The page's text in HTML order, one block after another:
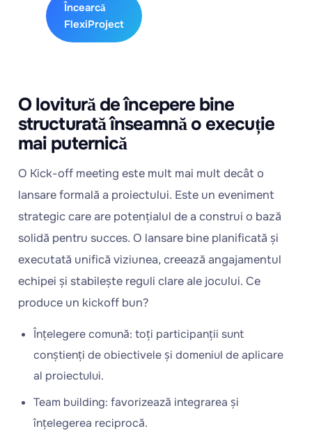
Încearcă
FlexiProject
O lovitură de începere bine
structurată înseamnă o execuție
mai puternică
O Kick-off meeting este mult mai mult decât o
lansare formală a proiectului. Este un eveniment
strategic care are potențialul de a construi o bază
solidă pentru succes. O lansare bine planificată și
executată unifică viziunea, creează angajamentul
echipei și stabilește reguli clare ale jocului. Ce
produce un kickoff bun?
Înțelegere comună: toți participanții sunt
conștienți de obiectivele și domeniul de aplicare
al proiectului.
Team building: favorizează integrarea și
înțelegerea reciprocă.